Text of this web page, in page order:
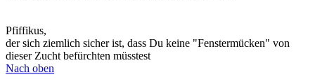
Pfiffikus,
der sich ziemlich sicher ist, dass Du keine "Fenstermücken" von
dieser Zucht befürchten müsstest
Nach oben